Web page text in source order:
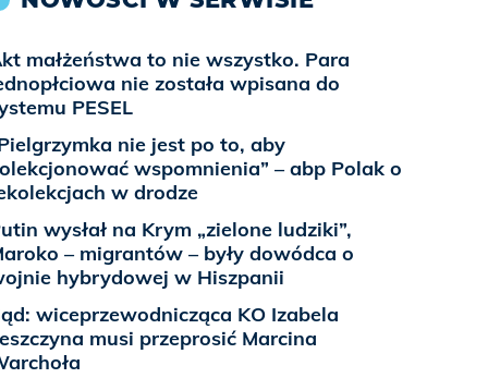
małżeństwa to nie wszystko. Para
nie została wpisana do
PESEL
nie jest po to, aby
wspomnienia” – abp Polak o
w drodze
wysłał na Krym „zielone ludziki”,
– migrantów – były dowódca o
hybrydowej w Hiszpanii
wiceprzewodnicząca KO Izabela
musi przeprosić Marcina